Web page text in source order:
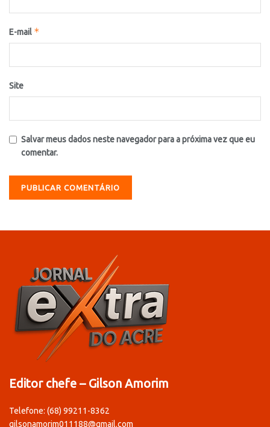
E-mail *
Site
Salvar meus dados neste navegador para a próxima vez que eu
comentar.
Editor chefe – Gilson Amorim
Telefone: (68) 99211-8362
gilsonamorim011188@gmail.com